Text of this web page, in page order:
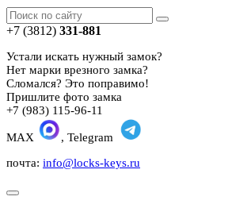
+7 (3812) 331-881
Устали искать нужный замок?
Нет марки врезного замка?
Сломался? Это поправимо!
Пришлите фото замка
+7 (983) 115-96-11
MAX
, Telegram
почта: info@locks-keys.ru